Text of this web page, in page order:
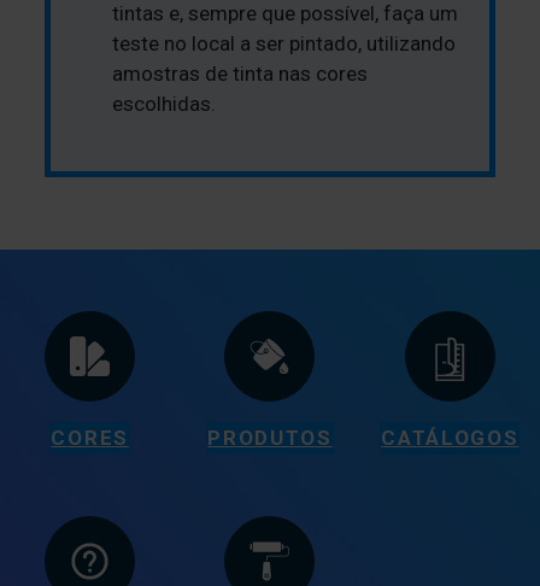
tintas e, sempre que possível, faça um
teste no local a ser pintado, utilizando
amostras de tinta nas cores
escolhidas.
CORES PRODUTOS CATÁLOGOS